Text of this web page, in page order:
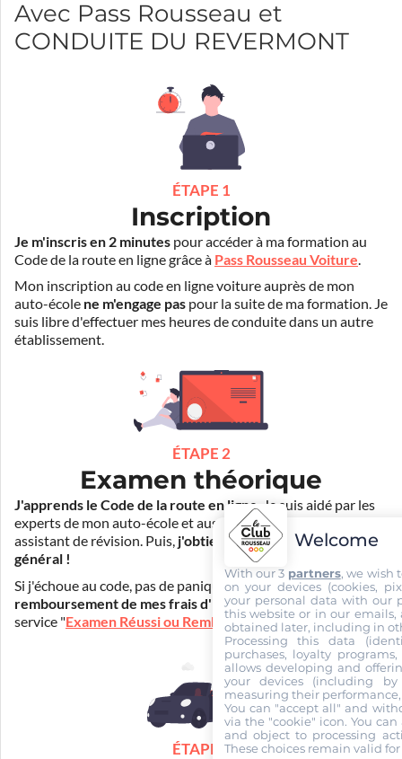
Avec Pass Rousseau et
CONDUITE DU REVERMONT
ÉTAPE 1
Inscription
Je m'inscris en 2 minutes pour accéder à ma formation au
Code de la route en ligne grâce à Pass Rousseau Voiture.
Mon inscription au code en ligne voiture auprès de mon
auto-école ne m'engage pas pour la suite de ma formation. Je
suis libre d'effectuer mes heures de conduite dans un autre
établissement.
ÉTAPE 2
Examen théorique
J'apprends le Code de la route en ligne. Je suis aidé par les
experts de mon auto-école et aussi par Mister Codes, mon
assistant de révision. Puis, j'obtiens l'examen théorique
général !
Si j'échoue au code, pas de panique ! Je peux bénéficier du
remboursement de mes frais d'inscription(30€) grâce au
service "Examen Réussi ou Remboursé".
ÉTAPE 3
Welcome
With our 3 partners, we wish
on your devices (cookies,
your personal data with our
this website or in our emails,
obtained later, including in
Processing this data
purchases, loyalty
allows developing and
your devices (including
measuring their
You can "accept all" and
via the "cookie" icon. You
and object to processing
These choices remain valid